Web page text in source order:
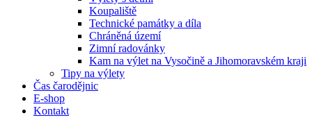
Koupaliště
Technické památky a díla
Chráněná území
Zimní radovánky
Kam na výlet na Vysočině a Jihomoravském kraji
Tipy na výlety
Čas čarodějnic
E-shop
Kontakt